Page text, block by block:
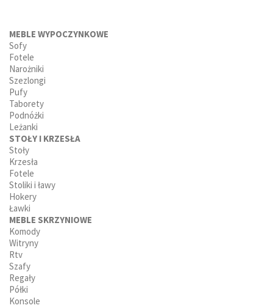
MEBLE WYPOCZYNKOWE
Sofy
Fotele
Narożniki
Szezlongi
Pufy
Taborety
Podnóżki
Leżanki
STOŁY I KRZESŁA
Stoły
Krzesła
Fotele
Stoliki i ławy
Hokery
Ławki
MEBLE SKRZYNIOWE
Komody
Witryny
Rtv
Szafy
Regały
Półki
Konsole